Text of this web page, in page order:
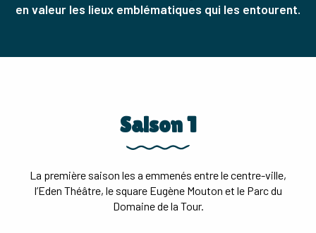
en valeur les lieux emblématiques qui les entourent.
Saison 1
La première saison les a emmenés entre le centre-ville,
l’Eden Théâtre, le square Eugène Mouton et le Parc du
Domaine de la Tour.